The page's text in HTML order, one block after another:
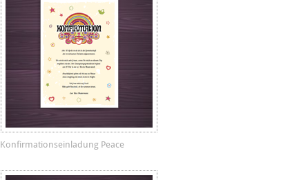
Konfirmationseinladung Peace